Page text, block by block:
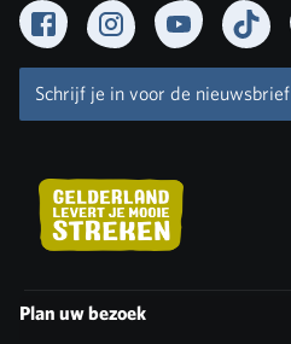
FacebookInstagramYouTubeTikTok
Schrijf je in voor de nieuwsbrief
Plan uw bezoek